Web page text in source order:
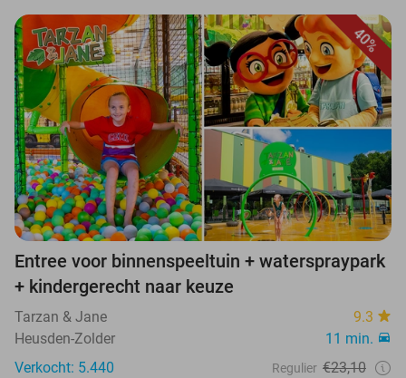
40%
Entree voor binnenspeeltuin + waterspraypark
+ kindergerecht naar keuze
Tarzan & Jane
9.3
Heusden-Zolder
11 min.
Verkocht: 5.440
Regulier €23,10